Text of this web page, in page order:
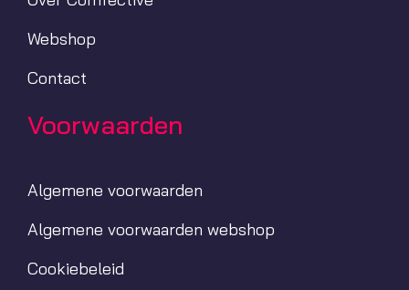
Webshop
Contact
Voorwaarden
Algemene voorwaarden
Algemene voorwaarden webshop
Cookiebeleid